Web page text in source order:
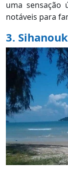
uma sensação
notáveis para
3.